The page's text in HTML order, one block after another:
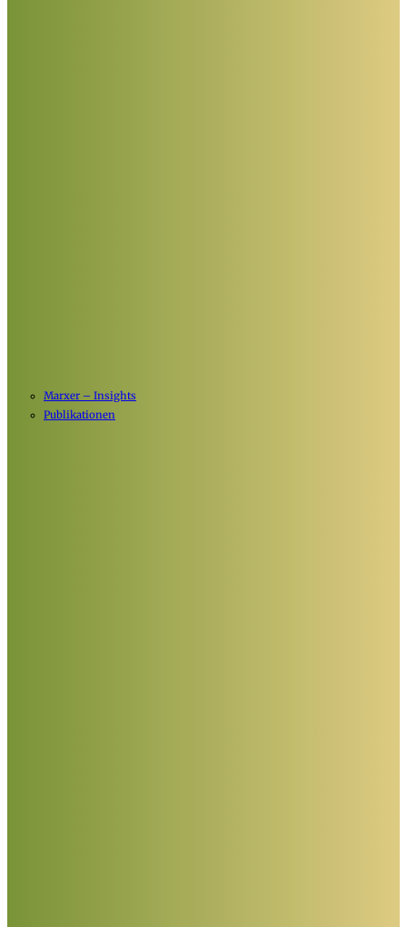
Marxer – Insights
Publikationen